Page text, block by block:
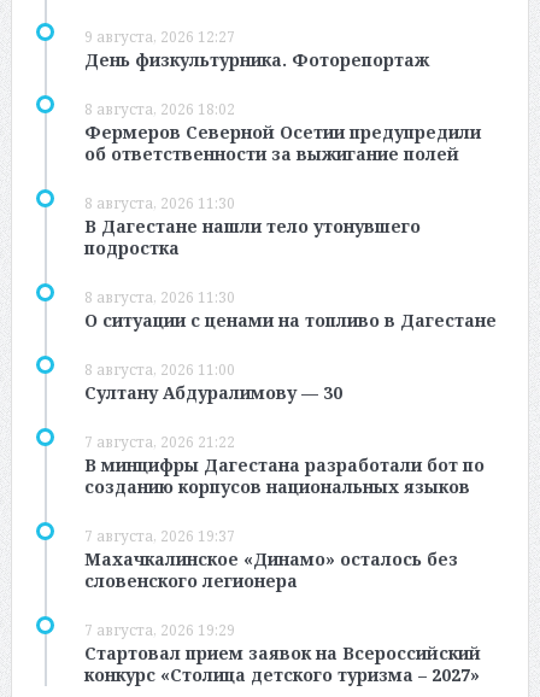
9 августа, 2026 12:27
День физкультурника. Фоторепортаж
8 августа, 2026 18:02
Фермеров Северной Осетии предупредили
об ответственности за выжигание полей
8 августа, 2026 11:30
В Дагестане нашли тело утонувшего
подростка
8 августа, 2026 11:30
О ситуации с ценами на топливо в Дагестане
8 августа, 2026 11:00
Султану Абдуралимову — 30
7 августа, 2026 21:22
В минцифры Дагестана разработали бот по
созданию корпусов национальных языков
7 августа, 2026 19:37
Махачкалинское «Динамо» осталось без
словенского легионера
7 августа, 2026 19:29
Стартовал прием заявок на Всероссийский
конкурс «Столица детского туризма – 2027»